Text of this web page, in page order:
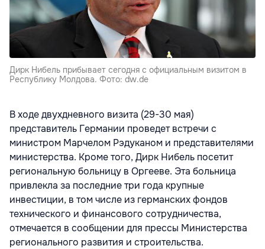
Дирк Нибель прибывает сегодня с официальным визитом в
Республику Молдова. Фото: dw.de
В ходе двухдневного визита (29-30 мая)
представитель Германии проведет встречи с
министром Марчелом Рэдуканом и представителями
министерства. Кроме того, Дирк Нибель посетит
региональную больницу в Оргееве. Эта больница
привлекла за последние три года крупные
инвестиции, в том числе из германских фондов
технического и финансового сотрудничества,
отмечается в сообщении для прессы Министерства
регионального развития и строительства.